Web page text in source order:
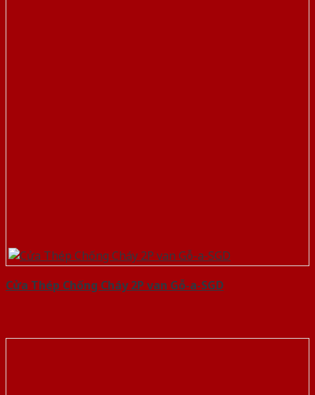
Cửa Thép Chống Cháy 2P van Gỗ-a-SGD